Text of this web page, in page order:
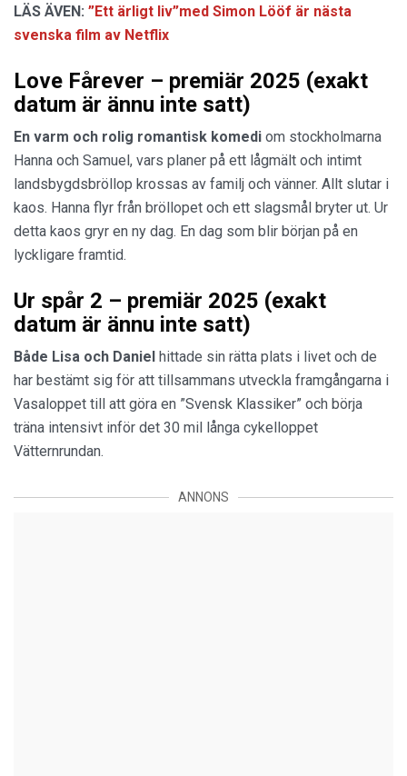
LÄS ÄVEN: ”Ett ärligt liv”med Simon Lööf är nästa
svenska film av Netflix
Love Fårever – premiär 2025 (exakt
datum är ännu inte satt)
En varm och rolig romantisk komedi om stockholmarna
Hanna och Samuel, vars planer på ett lågmält och intimt
landsbygdsbröllop krossas av familj och vänner. Allt slutar i
kaos. Hanna flyr från bröllopet och ett slagsmål bryter ut. Ur
detta kaos gryr en ny dag. En dag som blir början på en
lyckligare framtid.
Ur spår 2 – premiär 2025 (exakt
datum är ännu inte satt)
Både Lisa och Daniel hittade sin rätta plats i livet och de
har bestämt sig för att tillsammans utveckla framgångarna i
Vasaloppet till att göra en ”Svensk Klassiker” och börja
träna intensivt inför det 30 mil långa cykelloppet
Vätternrundan.
ANNONS